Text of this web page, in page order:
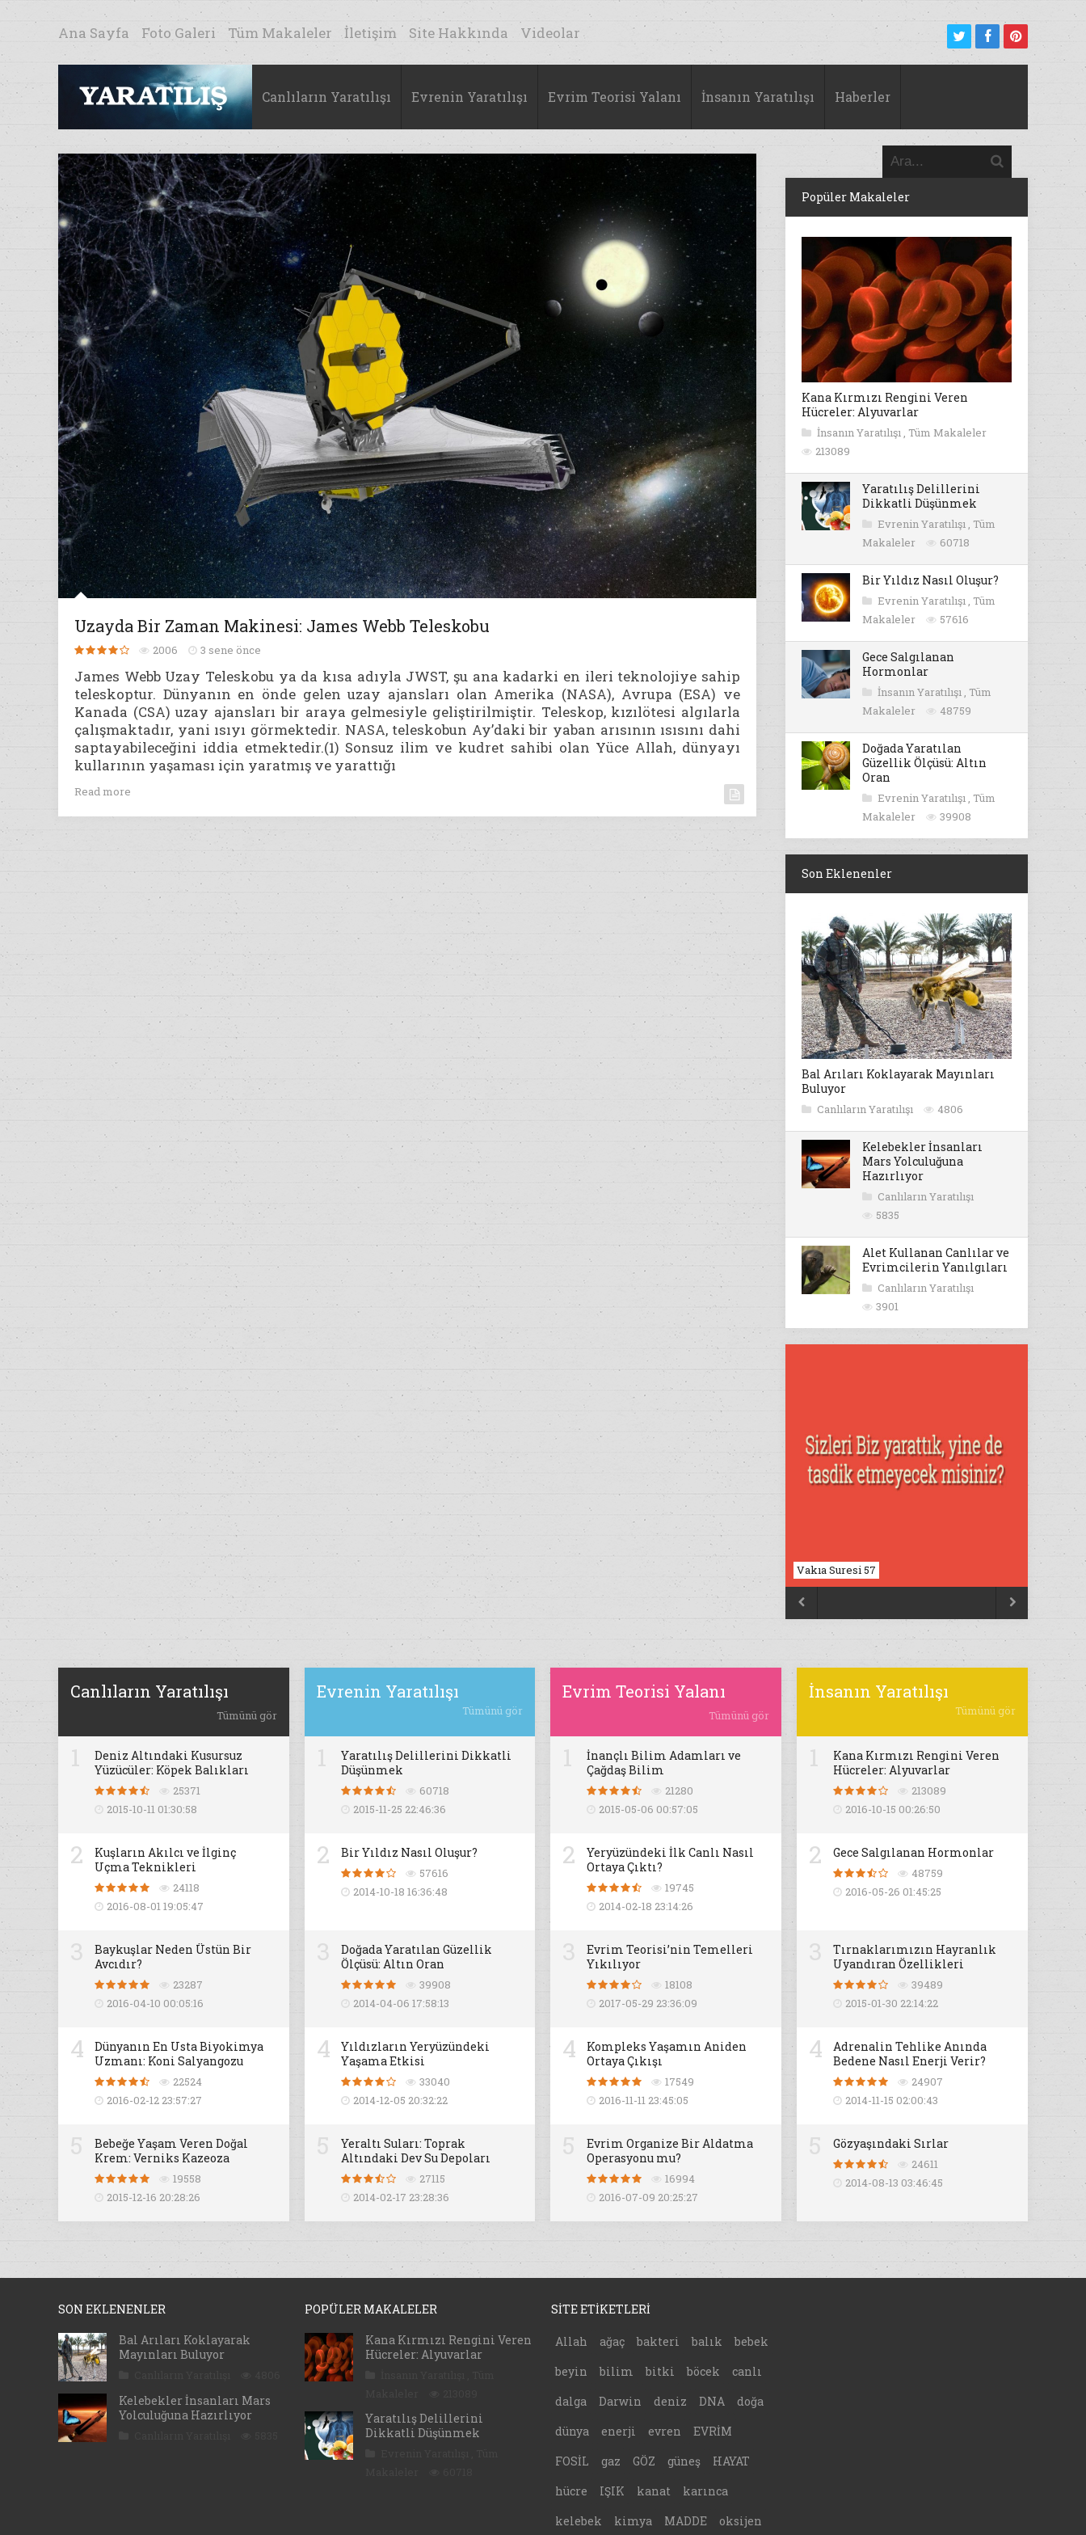
Ana Sayfa Foto Galeri Tüm Makaleler İletişim Site Hakkında Videolar
Canlıların Yaratılışı Evrenin Yaratılışı Evrim Teorisi Yalanı İnsanın Yaratılışı Haberler
Uzayda Bir Zaman Makinesi: James Webb Teleskobu
2006 3 sene önce
James Webb Uzay Teleskobu ya da kısa adıyla JWST, şu ana kadarki en ileri teknolojiye sahip
teleskoptur. Dünyanın en önde gelen uzay ajansları olan Amerika (NASA), Avrupa (ESA) ve
Kanada (CSA) uzay ajansları bir araya gelmesiyle geliştirilmiştir. Teleskop, kızılötesi algılarla
çalışmaktadır, yani ısıyı görmektedir. NASA, teleskobun Ay’daki bir yaban arısının ısısını dahi
saptayabileceğini iddia etmektedir.(1) Sonsuz ilim ve kudret sahibi olan Yüce Allah, dünyayı
kullarının yaşaması için yaratmış ve yarattığı
Read more
Popüler Makaleler
Kana Kırmızı Rengini Veren
Hücreler: Alyuvarlar
İnsanın Yaratılışı , Tüm Makaleler
213089
Yaratılış Delillerini
Dikkatli Düşünmek
Evrenin Yaratılışı , Tüm
Makaleler
60718
Bir Yıldız Nasıl Oluşur?
Evrenin Yaratılışı , Tüm
Makaleler
57616
Gece Salgılanan
Hormonlar
İnsanın Yaratılışı , Tüm
Makaleler
48759
Doğada Yaratılan
Güzellik Ölçüsü: Altın
Oran
Evrenin Yaratılışı , Tüm
Makaleler
39908
Son Eklenenler
Bal Arıları Koklayarak Mayınları
Buluyor
Canlıların Yaratılışı 4806
Kelebekler İnsanları
Mars Yolculuğuna
Hazırlıyor
Canlıların Yaratılışı
5835
Alet Kullanan Canlılar ve
Evrimcilerin Yanılgıları
Canlıların Yaratılışı
3901
Vakıa Suresi 57
Nahl Suresi 17
 
Canlıların Yaratılışı
Tümünü gör
Deniz Altındaki Kusursuz
Yüzücüler: Köpek Balıkları
25371
2015-10-11 01:30:58
2
Kuşların Akılcı ve İlginç
Uçma Teknikleri
24118
2016-08-01 19:05:47
Baykuşlar Neden Üstün Bir
Avcıdır?
23287
2016-04-10 00:05:16
4
Dünyanın En Usta Biyokimya
Uzmanı: Koni Salyangozu
22524
2016-02-12 23:57:27
Bebeğe Yaşam Veren Doğal
Krem: Verniks Kazeoza
19558
2015-12-16 20:28:26
Evrenin Yaratılışı
Tümünü gör
Yaratılış Delillerini Dikkatli
Düşünmek
60718
2015-11-25 22:46:36
2 Bir Yıldız Nasıl Oluşur?
57616
2014-10-18 16:36:48
Doğada Yaratılan Güzellik
Ölçüsü: Altın Oran
39908
2014-04-06 17:58:13
4
Yıldızların Yeryüzündeki
Yaşama Etkisi
33040
2014-12-05 20:32:22
Yeraltı Suları: Toprak
Altındaki Dev Su Depoları
27115
2014-02-17 23:28:36
Evrim Teorisi Yalanı
Tümünü gör
İnançlı Bilim Adamları ve
Çağdaş Bilim
21280
2015-05-06 00:57:05
2
Yeryüzündeki İlk Canlı Nasıl
Ortaya Çıktı?
19745
2014-02-18 23:14:26
Evrim Teorisi’nin Temelleri
Yıkılıyor
18108
2017-05-29 23:36:09
4
Kompleks Yaşamın Aniden
Ortaya Çıkışı
17549
2016-11-11 23:45:05
Evrim Organize Bir Aldatma
Operasyonu mu?
16994
2016-07-09 20:25:27
İnsanın Yaratılışı
Tümünü gör
Kana Kırmızı Rengini Veren
Hücreler: Alyuvarlar
213089
2016-10-15 00:26:50
2 Gece Salgılanan Hormonlar
48759
2016-05-26 01:45:25
Tırnaklarımızın Hayranlık
Uyandıran Özellikleri
39489
2015-01-30 22:14:22
4
Adrenalin Tehlike Anında
Bedene Nasıl Enerji Verir?
24907
2014-11-15 02:00:43
Gözyaşındaki Sırlar
24611
2014-08-13 03:46:45
SON EKLENENLER
Bal Arıları Koklayarak
Mayınları Buluyor
Kelebekler İnsanları Mars
Yolculuğuna Hazırlıyor
POPÜLER MAKALELER
Kana Kırmızı Rengini Veren
Hücreler: Alyuvarlar
Yaratılış Delillerini
Dikkatli Düşünmek
SİTE ETİKETLERİ
Allah ağaç bakteri balık
bebek
beyin
bilim bitki böcek
canlı
dalga
Darwin deniz DNA
doğa
dünya
enerji evren
EVRİM
FOSİL
gaz GÖZ güneş
HAYAT
hücre
IŞIK kanat
karınca
kelebek
kimya MADDE oksijen